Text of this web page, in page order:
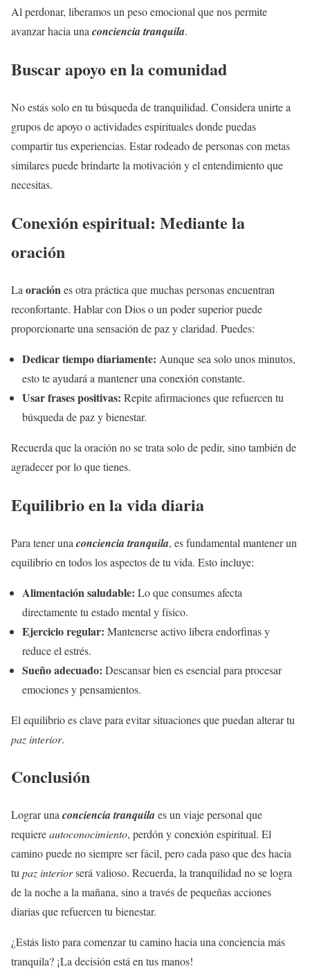
Al perdonar, liberamos un peso emocional que nos permite
avanzar hacia una conciencia tranquila.
Buscar apoyo en la comunidad
No estás solo en tu búsqueda de tranquilidad. Considera unirte a
grupos de apoyo o actividades espirituales donde puedas
compartir tus experiencias. Estar rodeado de personas con metas
similares puede brindarte la motivación y el entendimiento que
necesitas.
Conexión espiritual: Mediante la
oración
La oraciónes otra práctica que muchas personas encuentran
reconfortante. Hablar con Dios o un poder superior puede
proporcionarte una sensación de paz y claridad. Puedes:
Dedicar tiempo diariamente: Aunque sea solo unos minutos,
esto te ayudará a mantener una conexión constante.
Usar frases positivas: Repite afirmaciones que refuercen tu
búsqueda de paz y bienestar.
Recuerda que la oración no se trata solo de pedir, sino también de
agradecer por lo que tienes.
Equilibrio en la vida diaria
Para tener una conciencia tranquila, es fundamental mantener un
equilibrio en todos los aspectos de tu vida. Esto incluye:
Alimentación saludable: Lo que consumes afecta
directamente tu estado mental y físico.
Ejercicio regular: Mantenerse activo libera endorfinas y
reduce el estrés.
Sueño adecuado: Descansar bien es esencial para procesar
emociones y pensamientos.
El equilibrio es clave para evitar situaciones que puedan alterar tu
paz interior.
Conclusión
Lograr unaconciencia tranquilaes un viaje personal que
requiereautoconocimiento, perdón y conexión espiritual. El
camino puede no siempre ser fácil, pero cada paso que des hacia
tupaz interiorserá valioso. Recuerda, la tranquilidad no se logra
de la noche a la mañana, sino a través de pequeñas acciones
diarias que refuercen tu bienestar.
¿Estás listo para comenzar tu camino hacia una conciencia más
tranquila? ¡La decisión está en tus manos!